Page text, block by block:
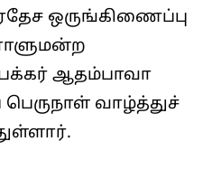
ஒருங்கிணைப்பு
ஆதம்பாவா
வாழ்த்துச்